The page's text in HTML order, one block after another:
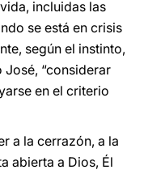
incluidas las
se está en crisis
según el instinto,
“considerar
en el criterio
a la cerrazón, a la
abierta a Dios, Él